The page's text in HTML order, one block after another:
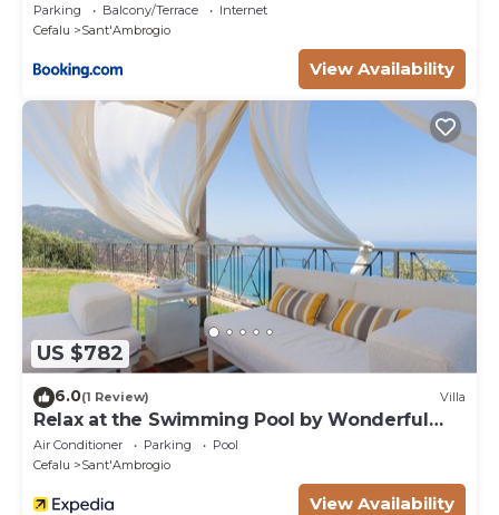
Parking Balcony/Terrace
Internet
Cefalu
Sant'Ambrogio
View Availability
US $782
6.0(1 Review) Villa
Relax at the Swimming Pool by Wonderful
Italy
Air Conditioner Parking
Pool
Cefalu
Sant'Ambrogio
View Availability